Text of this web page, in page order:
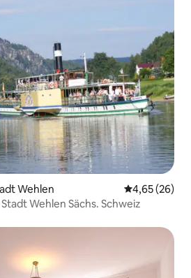
Wehlen
4,65 (26)
Wehlen Sächs. Schweiz